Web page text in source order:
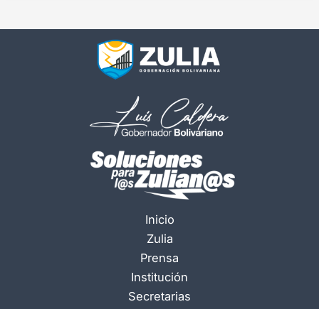
Inicio
Zulia
Prensa
Institución
Secretarias